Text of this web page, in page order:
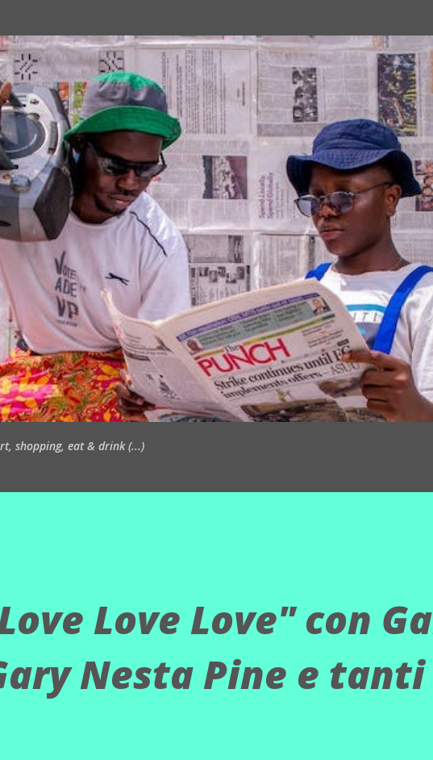
shopping, eat & drink (...)
Love Love" con
Nesta Pine e